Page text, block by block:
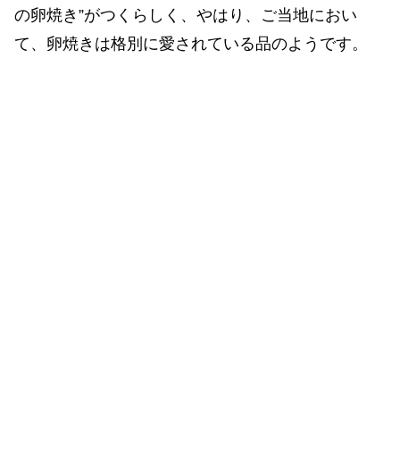
の卵焼き”がつくらしく、やはり、ご当地におい
て、卵焼きは格別に愛されている品のようです。